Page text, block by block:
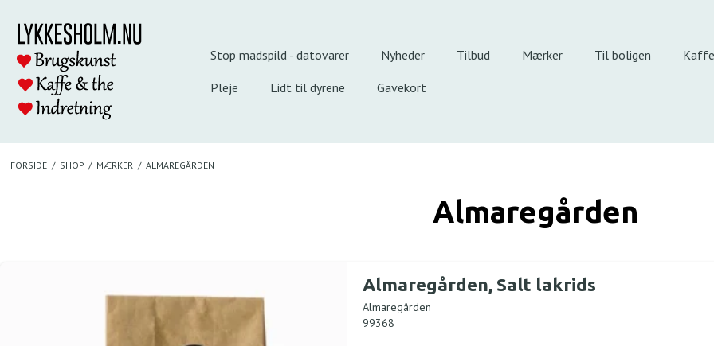
Stop madspild - datovarer Nyheder Tilbud Mærker Til boligen Kaffe
Pleje Lidt til dyrene Gavekort
FORSIDE / SHOP / MÆRKER / ALMAREGÅRDEN
Almaregården
Almaregården, Salt lakrids
Almaregården
99368